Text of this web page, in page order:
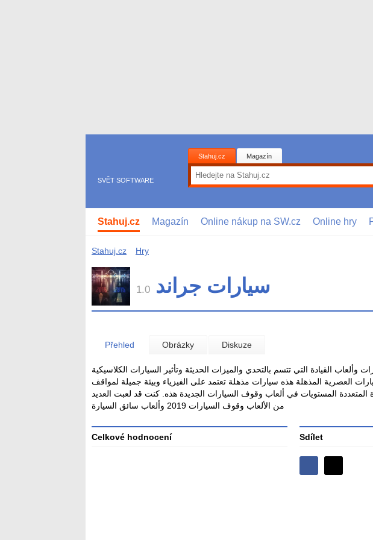
SVĚT SOFTWARE
Stahuj.cz Magazín
Stahuj.cz Magazín Online nákup na SW.cz Online hry
Stahuj.cz Hry
سيارات جراند 1.0
Přehled Obrázky Diskuze
القيادة التي تتسم بالتحدي والميزات الحديثة وتأثير السيارات الكلاسيكية
العصرية المذهلة هذه سيارات مذهلة تعتمد على الفيزياء وبيئة جميلة لمواقف
المتعددة المستويات في ألعاب وقوف السيارات الجديدة هذه. كنت قد لعبت العديد
من الألعاب وقوف السيارات 2019 وألعاب سائق السيارة
Celkové hodnocení Sdílet
Sdílejte